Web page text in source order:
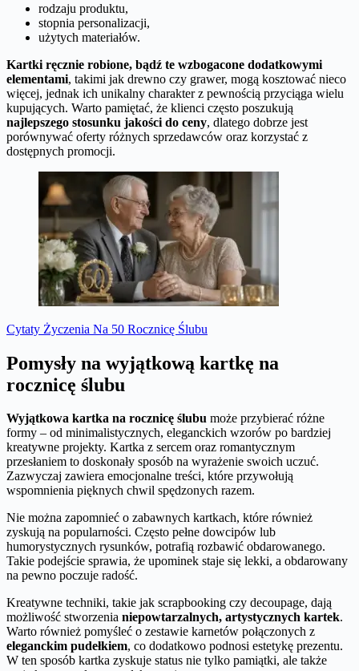
rodzaju produktu,
stopnia personalizacji,
użytych materiałów.
Kartki ręcznie robione, bądź te wzbogacone dodatkowymi
elementami, takimi jak drewno czy grawer, mogą kosztować nieco
więcej, jednak ich unikalny charakter z pewnością przyciąga wielu
kupujących. Warto pamiętać, że klienci często poszukują
najlepszego stosunku jakości do ceny, dlatego dobrze jest
porównywać oferty różnych sprzedawców oraz korzystać z
dostępnych promocji.
Cytaty Życzenia Na 50 Rocznicę Ślubu
Pomysły na wyjątkową kartkę na
rocznicę ślubu
Wyjątkowa kartka na rocznicę ślubu może przybierać różne
formy – od minimalistycznych, eleganckich wzorów po bardziej
kreatywne projekty. Kartka z sercem oraz romantycznym
przesłaniem to doskonały sposób na wyrażenie swoich uczuć.
Zazwyczaj zawiera emocjonalne treści, które przywołują
wspomnienia pięknych chwil spędzonych razem.
Nie można zapomnieć o zabawnych kartkach, które również
zyskują na popularności. Często pełne dowcipów lub
humorystycznych rysunków, potrafią rozbawić obdarowanego.
Takie podejście sprawia, że upominek staje się lekki, a obdarowany
na pewno poczuje radość.
Kreatywne techniki, takie jak scrapbooking czy decoupage, dają
możliwość stworzenia niepowtarzalnych, artystycznych kartek.
Warto również pomyśleć o zestawie karnetów połączonych z
eleganckim pudełkiem, co dodatkowo podnosi estetykę prezentu.
W ten sposób kartka zyskuje status nie tylko pamiątki, ale także